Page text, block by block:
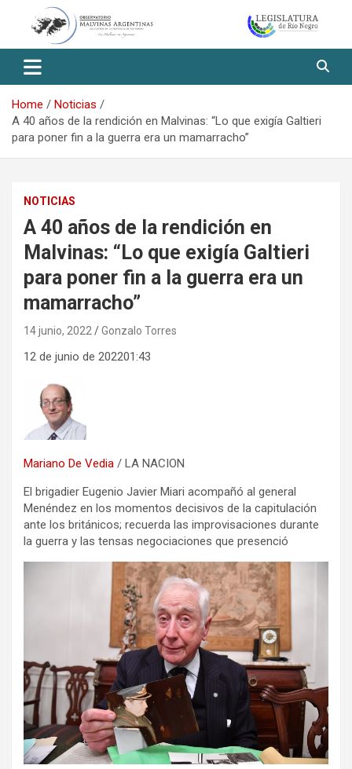
Observatorio Malvinas – Río
Negro
Home
Noticias
A 40 años de la rendición en Malvinas: “Lo que exigía Galtieri
para poner fin a la guerra era un mamarracho”
NOTICIAS
A 40 años de la rendición en
Malvinas: “Lo que exigía Galtieri
para poner fin a la guerra era un
mamarracho”
14 junio, 2022 Gonzalo Torres
12 de junio de 202201:43
Mariano De Vedia / LA NACION
El brigadier Eugenio Javier Miari acompañó al general
Menéndez en los momentos decisivos de la capitulación
ante los británicos; recuerda las improvisaciones durante
la guerra y las tensas negociaciones que presenció